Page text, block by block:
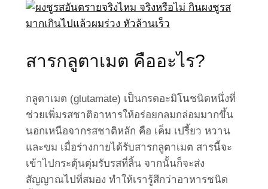
สารกลูตาเมต คืออะไร?
กลูตาเมต (glutamate) เป็นกรดอะมิโนชนิดหนึ่งที่
ช่วยเพิ่มรสชาติอาหารให้อร่อยกลมกล่อมมากขึ้น
นอกเหนือจากรสชาติหลัก คือ เค็ม เปรี้ยว หวาน
และขม เมื่อร่างกายได้รับสารกลูตาเมต สารนี้จะ
เข้าไปกระตุ้นตุ่มรับรสที่ลิ้น จากนั้นก็จะส่ง
สัญญาณไปที่สมอง ทำให้เรารู้สึกว่าอาหารชนิด